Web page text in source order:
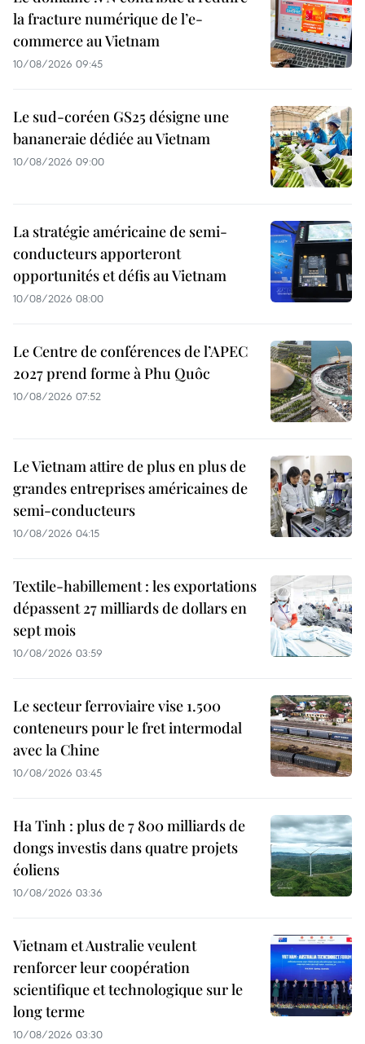
la fracture numérique de l’e-
commerce au Vietnam
10/08/2026 09:45
Le sud-coréen GS25 désigne une
bananeraie dédiée au Vietnam
10/08/2026 09:00
La stratégie américaine de semi-
conducteurs apporteront
opportunités et défis au Vietnam
10/08/2026 08:00
Le Centre de conférences de l’APEC
2027 prend forme à Phu Quôc
10/08/2026 07:52
Le Vietnam attire de plus en plus de
grandes entreprises américaines de
semi-conducteurs
10/08/2026 04:15
Textile-habillement : les exportations
dépassent 27 milliards de dollars en
sept mois
10/08/2026 03:59
Le secteur ferroviaire vise 1.500
conteneurs pour le fret intermodal
avec la Chine
10/08/2026 03:45
Ha Tinh : plus de 7 800 milliards de
dongs investis dans quatre projets
éoliens
10/08/2026 03:36
Vietnam et Australie veulent
renforcer leur coopération
scientifique et technologique sur le
long terme
10/08/2026 03:30